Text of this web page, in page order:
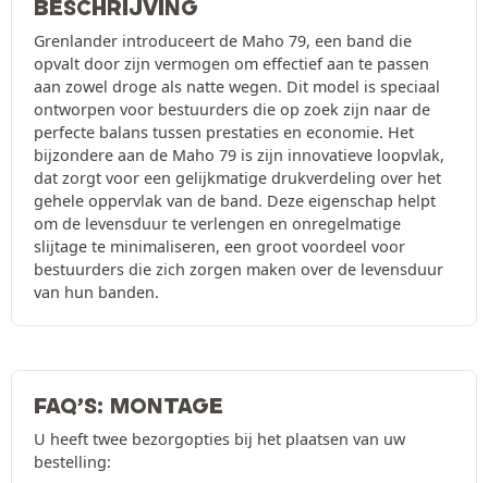
BESCHRIJVING
Grenlander introduceert de Maho 79, een band die
opvalt door zijn vermogen om effectief aan te passen
aan zowel droge als natte wegen. Dit model is speciaal
ontworpen voor bestuurders die op zoek zijn naar de
perfecte balans tussen prestaties en economie. Het
bijzondere aan de Maho 79 is zijn innovatieve loopvlak,
dat zorgt voor een gelijkmatige drukverdeling over het
gehele oppervlak van de band. Deze eigenschap helpt
om de levensduur te verlengen en onregelmatige
slijtage te minimaliseren, een groot voordeel voor
bestuurders die zich zorgen maken over de levensduur
van hun banden.
FAQ’S: MONTAGE
U heeft twee bezorgopties bij het plaatsen van uw
bestelling: